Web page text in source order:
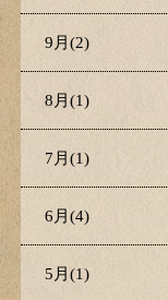
9月(2)
8月(1)
7月(1)
6月(4)
5月(1)